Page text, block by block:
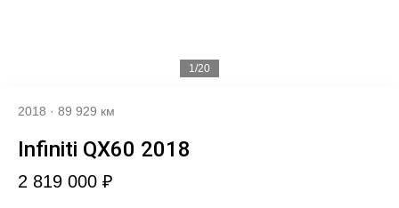
1/20
2018 · 89 929 км
Infiniti QX60 2018
2 819 000 ₽